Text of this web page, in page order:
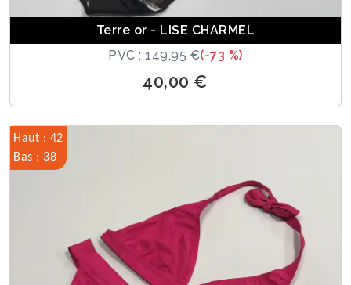
Terre or - LISE CHARMEL
PVC : 149,95 €(-73 %)
40,00 €
Haut : 42
Bas : 38